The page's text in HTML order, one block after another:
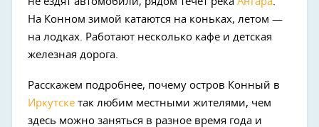
На Конном зимой катаются на коньках, летом —
на лодках. Работают несколько кафе и детская
железная дорога.
Расскажем подробнее, почему остров Конный в
Иркутске так любим местными жителями, чем
здесь можно заняться в разное время года и